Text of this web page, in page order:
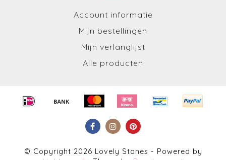
Account informatie
Mijn bestellingen
Mijn verlanglijst
Alle producten
© Copyright 2026 Lovely Stones - Powered by